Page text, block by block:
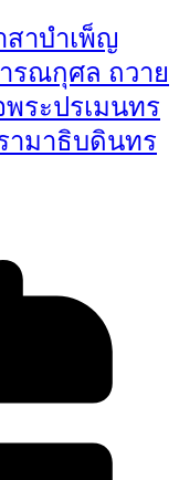
าบำเพ็ญ
รณกุศล ถวาย
ระปรเมนทร
ามาธิบดินทร